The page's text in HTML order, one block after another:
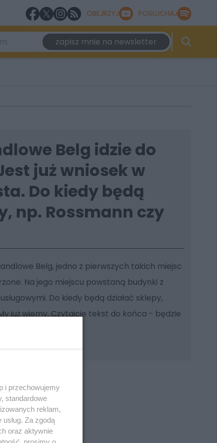
OBEJRZYJ POSŁUCHAJ
zapisz mnie na newsletter
Belg idzie do
już wniosek w
Do kiedy będą
np. Rossmann czy
Belg, jedno z pierwszych takich miejsc
Na jego miejscu powstaną budynki z
Do kiedy będą działać sklepy,
już wiemy. Czytajcie tekst do końca - będzie
REKLAMA
i przechowujemy
standardowe
reklam,
Za zgodą
oraz aktywnie